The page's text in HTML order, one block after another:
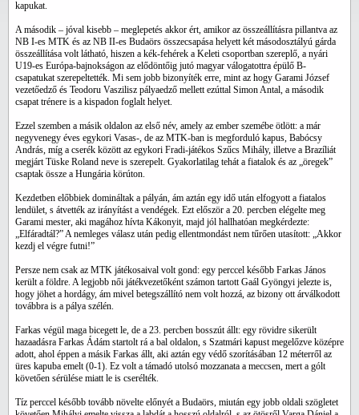
kapukat.
A második – jóval kisebb – meglepetés akkor ért, amikor az összeállításra pillantva az
NB I-es MTK és az NB II-es Budaörs összecsapása helyett két másodosztályú gárda
összeállítása volt látható, hiszen a kék-fehérek a Keleti csoportban szereplő, a nyári
U19-es Európa-bajnokságon az elődöntőig jutó magyar válogatottra épülő B-
csapatukat szerepeltették. Mi sem jobb bizonyíték erre, mint az hogy Garami József
vezetőedző és Teodoru Vaszilisz pályaedző mellett ezúttal Simon Antal, a második
csapat trénere is a kispadon foglalt helyet.
Ezzel szemben a másik oldalon az első név, amely az ember szemébe ötlött: a már
negyvenegy éves egykori Vasas-, de az MTK-ban is megforduló kapus, Babócsy
András, míg a cserék között az egykori Fradi-játékos Szűcs Mihály, illetve a Brazíliát
megjárt Tüske Roland neve is szerepelt. Gyakorlatilag tehát a fiatalok és az „öregek”
csaptak össze a Hungária körúton.
Kezdetben előbbiek domináltak a pályán, ám aztán egy idő után elfogyott a fiatalos
lendület, s átvették az irányítást a vendégek. Ezt először a 20. percben elégelte meg
Garami mester, aki magához hívta Kákonyit, majd jól hallhatóan megkérdezte:
„Elfáradtál?” A nemleges válasz után pedig ellentmondást nem tűrően utasított: „Akkor
kezdj el végre futni!”
Persze nem csak az MTK játékosaival volt gond: egy perccel később Farkas János
került a földre. A legjobb női játékvezetőként számon tartott Gaál Gyöngyi jelezte is,
hogy jöhet a hordágy, ám mivel betegszállító nem volt hozzá, az bizony ott árválkodott
továbbra is a pálya szélén.
Farkas végül maga bicegett le, de a 23. percben bosszút állt: egy rövidre sikerült
hazaadásra Farkas Ádám startolt rá a bal oldalon, s Szatmári kapust megelőzve középre
adott, ahol éppen a másik Farkas állt, aki aztán egy védő szorításában 12 méterről az
üres kapuba emelt (0-1). Ez volt a támadó utolsó mozzanata a meccsen, mert a gólt
követően sérülése miatt le is cserélték.
Tíz perccel később tovább növelte előnyét a Budaörs, miután egy jobb oldali szögletet